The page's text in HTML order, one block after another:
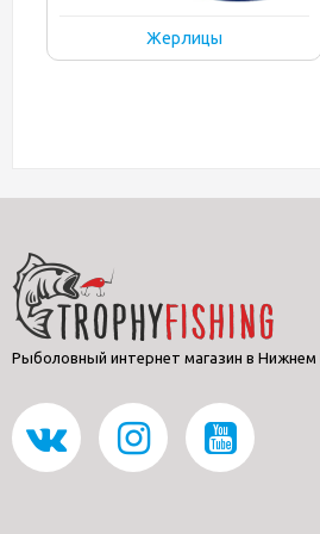
Жерлицы
Рыболовный интернет магазин в